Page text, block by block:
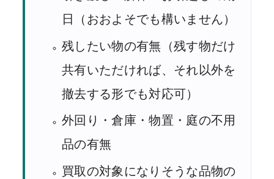
日（おおよそでも構いません）
残したい物の有無（残す物だけ
共有いただければ、それ以外を
撤去する形でも対応可）
外回り・倉庫・物置・庭の不用
品の有無
買取の対象になりそうな品物の